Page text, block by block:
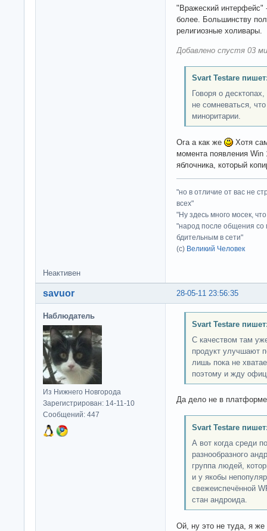
"Вражеский интерфейс"
более. Большинству
религиозные холивары.
Добавлено спустя 03
Svart Testare
Говоря о
не сомневаться,
миноритарии.
Ога а как же
Хотя
момента появления
яблочника, который
"но в отличие от вас не
всех"
"Ну здесь много мосек,
"народ после общения со
бдительным в сети"
(с) Великий Человек
Неактивен
28-05-11 23:56:35
savuor
Наблюдатель
Из Нижнего Новгорода
Зарегистрирован: 14-11-10
Сообщений: 447
Svart Testare
С качеством там
продукт улучшают
лишь пока не
поэтому и жду
Да дело не в
Svart Testare
А вот когда среди
разнообразного
группа людей,
и у якобы
свежеиспечённой
стан андроида.
Ой, ну это не туда, я же